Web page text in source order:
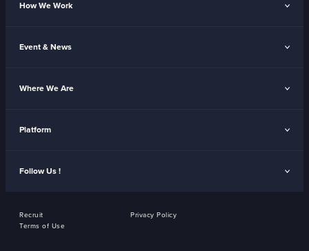
How We Work
Event & News
Where We Are
Platform
Follow Us !
Recruit
Privacy Policy
Terms of Use